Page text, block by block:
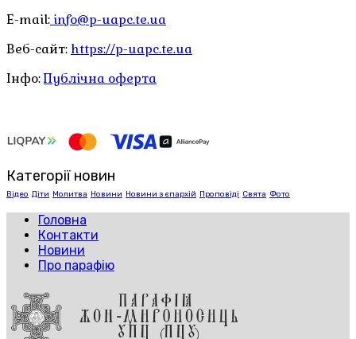
E-mail: info@p-uapc.te.ua
Веб-сайт: https://p-uapc.te.ua
Інфо:Публічна оферта
Категорії новин
Відео Діти Молитва Новини Новини з єпархій Проповіді Свята Фото
Головна
Контакти
Новини
Про парафію